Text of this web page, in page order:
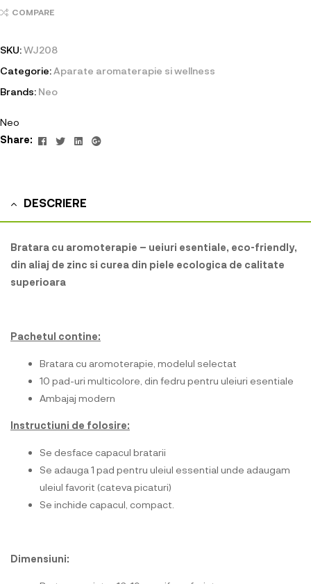
COMPARE
SKU:WJ208
Categorie:Aparate aromaterapie si wellness
Brands: Neo
Neo
Share:
Facebook
TwitterLinkedin
Google+
DESCRIERE
Bratara cu aromoterapie – ueiuri esentiale, eco-friendly,
din aliaj de zinc si curea din piele ecologica de calitate
superioara
Pachetul contine:
Bratara cu aromoterapie, modelul selectat
10 pad-uri multicolore, din fedru pentru uleiuri esentiale
Ambajaj modern
Instructiuni de folosire:
Se desface capacul bratarii
Se adauga 1 pad pentru uleiul essential unde adaugam
uleiul favorit (cateva picaturi)
Se inchide capacul, compact.
Dimensiuni: